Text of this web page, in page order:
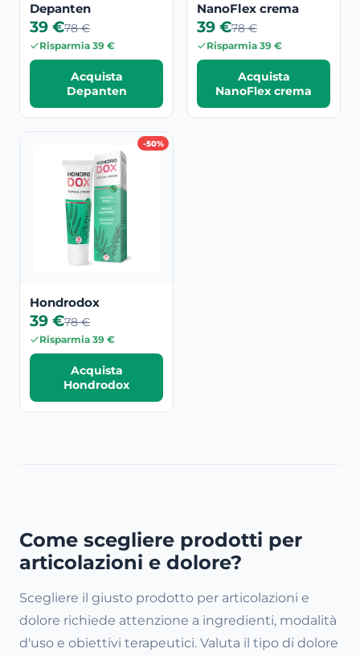
Depanten
39 €78 €
Risparmia 39 €
Acquista
Depanten
NanoFlex crema
39 €78 €
Risparmia 39 €
Acquista
NanoFlex crema
-50%
Hondrodox
39 €78 €
Risparmia 39 €
Acquista
Hondrodox
Come scegliere prodotti per
articolazioni e dolore?
Scegliere il giusto prodotto per articolazioni e
dolore richiede attenzione a ingredienti, modalità
d'uso e obiettivi terapeutici. Valuta il tipo di dolore